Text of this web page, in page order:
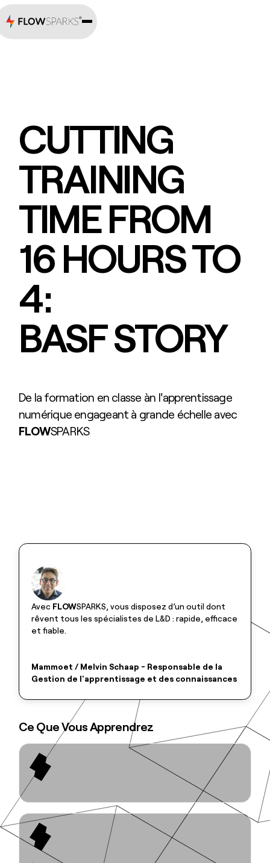
CUTTING
TRAINING
TIME FROM
16 HOURS TO
4:
BASF STORY
De la formation en classe àn l'apprentissage
numérique engageant à grande échelle avec
FLOWSPARKS
Avec FLOWSPARKS, vous disposez d’un outil dont
rêvent tous les spécialistes de L&D : rapide, efficace
et fiable.
Mammoet / Melvin Schaap - Responsable de la
Gestion de l'apprentissage et des connaissances
Ce Que Vous Apprendrez